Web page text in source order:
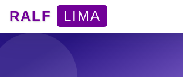
RALF LIMA